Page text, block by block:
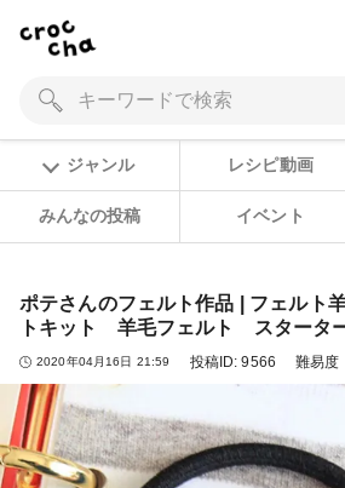
ジャンル レシピ動画
みんなの投稿 イベント
ポテさんのフェルト作品 | フェルト
トキット 羊毛フェルト スタータ
2020年04月16日 21:59 投稿ID:9566 難易度